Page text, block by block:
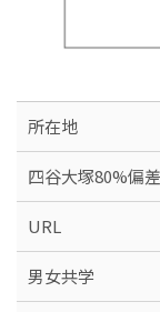
所在地
四谷大塚80%偏
URL
男女共学